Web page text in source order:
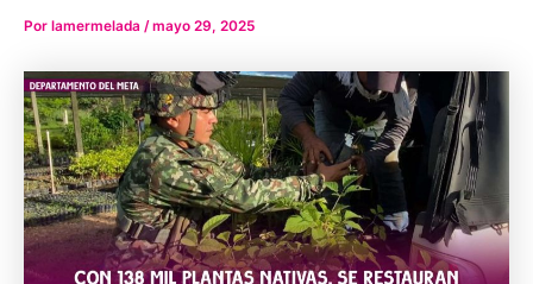
Por lamermelada /mayo 29, 2025